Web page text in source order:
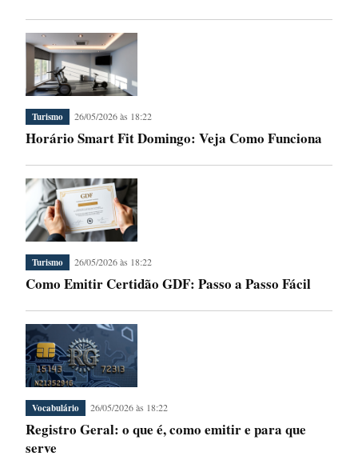
Turismo 26/05/2026 às 18:22
Horário Smart Fit Domingo: Veja Como Funciona
Turismo 26/05/2026 às 18:22
Como Emitir Certidão GDF: Passo a Passo Fácil
Vocabulário 26/05/2026 às 18:22
Registro Geral: o que é, como emitir e para que
serve